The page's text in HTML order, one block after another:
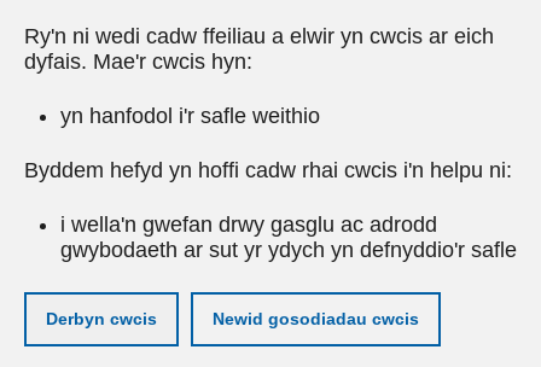
Ry'n ni wedi cadw ffeiliau a elwir yn cwcis ar eich
dyfais. Mae'r cwcis hyn:
yn hanfodol i'r safle weithio
Byddem hefyd yn hoffi cadw rhai cwcis i'n helpu ni:
i wella'n gwefan drwy gasglu ac adrodd
gwybodaeth ar sut yr ydych yn defnyddio'r safle
Derbyn cwcis Newid gosodiadau cwcis